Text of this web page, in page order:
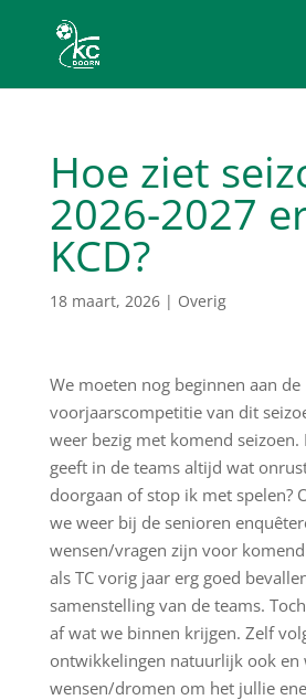
Hoe ziet
2026-2027
KCD?
18 maart, 2026| Overig
We moeten nog beginnen aan de
voorjaarscompetitie van dit
weer bezig met komend
geeft in de teams altijd wat
doorgaan of stop ik met spelen?
we weer bij de senioren
wensen/vragen zijn voor
als TC vorig jaar erg goed
samenstelling van de teams.
af wat we binnen krijgen. Zelf
ontwikkelingen natuurlijk ook en
wensen/dromen om het jullie